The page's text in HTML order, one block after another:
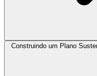
Construindo um Plano